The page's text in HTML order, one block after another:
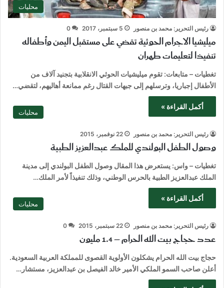
محليات
رئيس التحرير: محمد بن منصور 5 سبتمبر، 2017 0
ميليشيا الاجرام الحوثية تقضي على مستقبل اليمن وأطفاله
تنفيذا لتعليمات طهران
تغطيات – متابعات: تقوم ميليشيات الحوثي الانقلابية بتجنيد آلاف من
الأطفال إجباريا، وترسلهم إلى جبهات القتال رغم ممانعة أهاليهم، لتقضي…
أكمل القراءة »
محليات
رئيس التحرير: محمد بن منصور 22 نوفمبر، 2015
وصول الطفل البولندي للملك عبدالعزيز الطبية
تغطيات – واس: يستعرض هذا المقال وصول الطفل البولندي إلى مدينة
الملك عبدالعزيز الطبية بالحرس الوطني، وذلك تنفيذاً لأمر الملك…
أكمل القراءة »
محليات
رئيس التحرير: محمد بن منصور 22 سبتمبر، 2015 0
عدد حجاج بيت الله الحرام – 1.4 مليون
حجاج بيت الله الحرام يشكلون الأولوية القصوى للمملكة العربية السعودية.
أعلن صاحب السمو الملكي الأمير خالد الفيصل بن عبدالعزيز، مستشار…